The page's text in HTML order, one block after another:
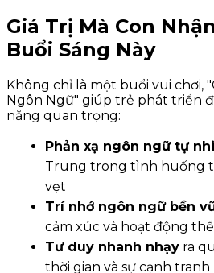
Giá Trị Mà Con
Buổi Sáng Này
Không chỉ là một buổi vui chơi,
Ngôn Ngữ" giúp trẻ phát triển
năng quan trọng:
Phản xạ ngôn ngữ tự
Trung trong tình huống
vẹt
Trí nhớ ngôn ngữ bền
cảm xúc và hoạt động
Tư duy nhanh nhạy ra
thời gian và sự cạnh